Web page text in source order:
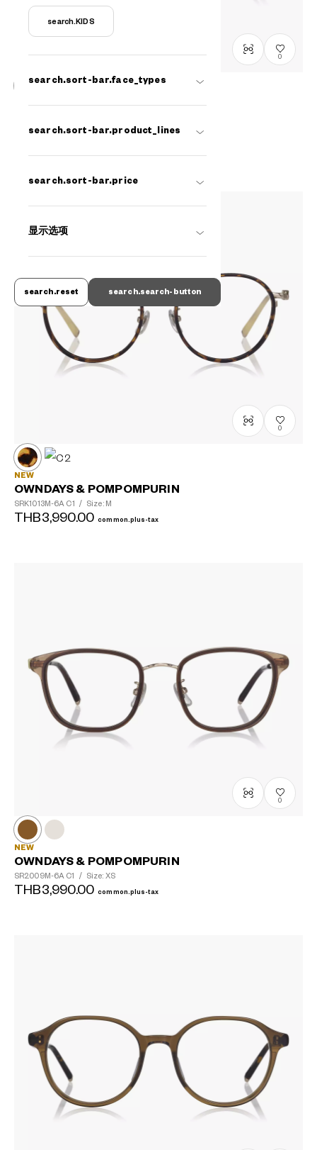
search.KIDS
search.sort-bar.face_types
search.sort-bar.product_lines
search.sort-bar.price
显示选项
search.search-button
search.reset
0
NEW
SR1012M-6AC1 / Size: M
0
NEW
OWNDAYS & POMPOMPURIN
SRK1013M-6A C1 / Size: M
THB3,990.00 common.plus-tax
0
NEW
OWNDAYS & POMPOMPURIN
SR2009M-6A C1 / Size: XS
THB3,990.00 common.plus-tax